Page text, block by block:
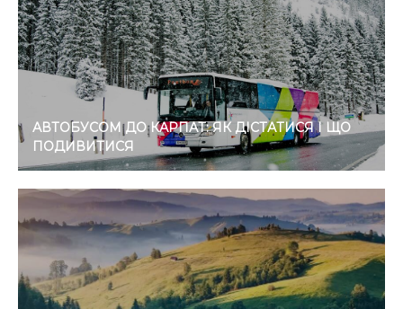
АВТОБУСОМ ДО КАРПАТ: ЯК ДІСТАТИСЯ І ЩО
ПОДИВИТИСЯ